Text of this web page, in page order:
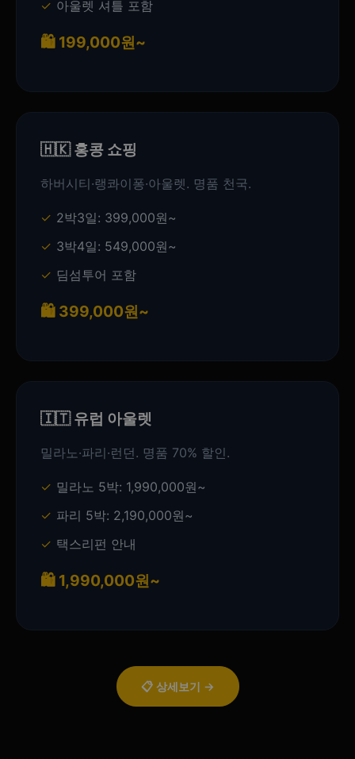
아울렛 셔틀 포함
🛍️ 199,000원~
🇭🇰 홍콩 쇼핑
하버시티·랭콰이퐁·아울렛. 명품 천국.
2박3일: 399,000원~
3박4일: 549,000원~
딤섬투어 포함
🛍️ 399,000원~
🇮🇹 유럽 아울렛
밀라노·파리·런던. 명품 70% 할인.
밀라노 5박: 1,990,000원~
파리 5박: 2,190,000원~
택스리펀 안내
🛍️ 1,990,000원~
📋 상세보기 →